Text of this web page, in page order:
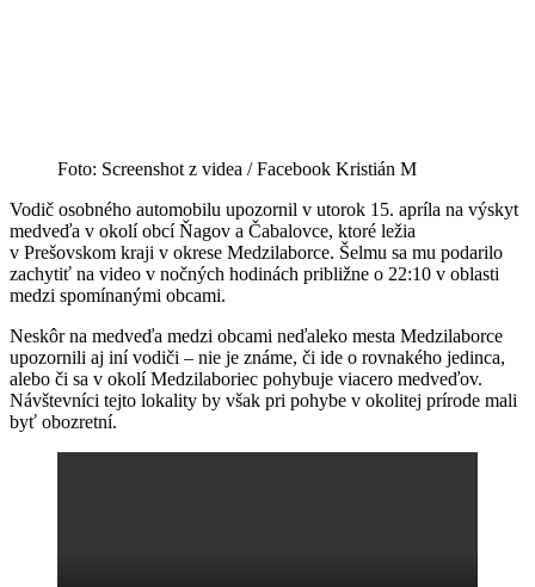
Foto: Screenshot z videa / Facebook Kristián M
Vodič osobného automobilu upozornil v utorok 15. apríla na výskyt
medveďa v okolí obcí Ňagov a Čabalovce, ktoré ležia
v Prešovskom kraji v okrese Medzilaborce. Šelmu sa mu podarilo
zachytiť na video v nočných hodinách približne o 22:10 v oblasti
medzi spomínanými obcami.
Neskôr na medveďa medzi obcami neďaleko mesta Medzilaborce
upozornili aj iní vodiči – nie je známe, či ide o rovnakého jedinca,
alebo či sa v okolí Medzilaboriec pohybuje viacero medveďov.
Návštevníci tejto lokality by však pri pohybe v okolitej prírode mali
byť obozretní.